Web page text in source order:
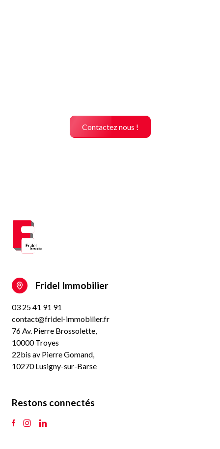
Contactez nous !
Fridel Immobilier
03 25 41 91 91
contact@fridel-immobilier.fr
76 Av. Pierre Brossolette,
10000 Troyes
22bis av Pierre Gomand,
10270 Lusigny-sur-Barse
Restons connectés